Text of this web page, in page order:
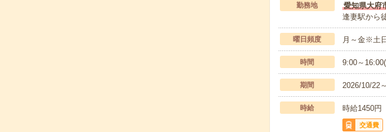
勤務地
愛知県大府
逢妻駅から
曜日頻度 月～金※土
時間 9:00～
期間 2026/10/22
時給 時給1450円
交通費